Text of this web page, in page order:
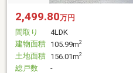
2,499.80万円
間取り
4LDK
建物面積 105.99m2
土地面積 156.01m2
総戸数
-